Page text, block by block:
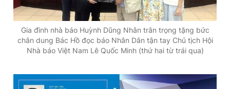
Gia đình nhà báo Huỳnh Dũng Nhân trân trọng tặng bức
chân dung Bác Hồ đọc báo Nhân Dân tận tay Chủ tịch Hội
Nhà báo Việt Nam Lê Quốc Minh (thứ hai từ trái qua)